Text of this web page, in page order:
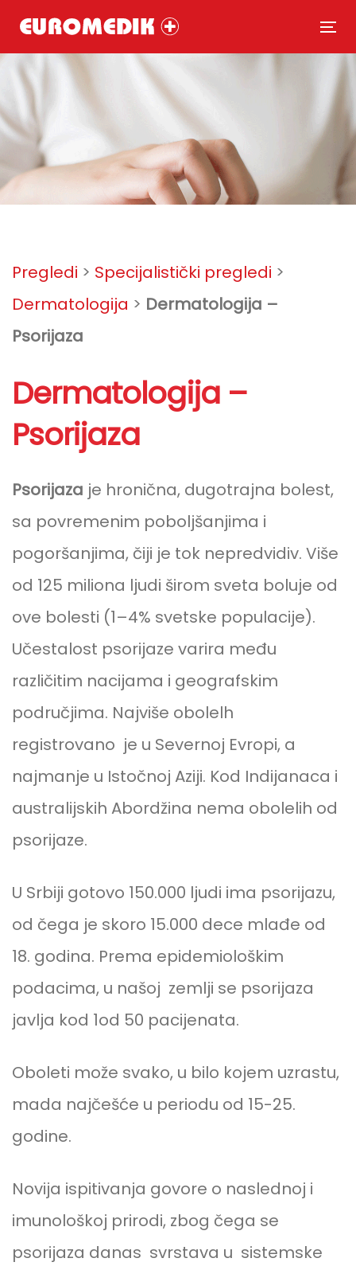
links
primary
navigation
Skip
to
content
Pregledi > Specijalistički pregledi >
Dermatologija > Dermatologija –
Psorijaza
Dermatologija –
Psorijaza
Psorijaza je hronična, dugotrajna bolest,
sa povremenim poboljšanjima i
pogoršanjima, čiji je tok nepredvidiv. Više
od 125 miliona ljudi širom sveta boluje od
ove bolesti (1–4% svetske populacije).
Učestalost psorijaze varira među
različitim nacijama i geografskim
područjima. Najviše obolelh
registrovano je u Severnoj Evropi, a
najmanje u Istočnoj Aziji. Kod Indijanaca i
australijskih Abordžina nema obolelih od
psorijaze.
U Srbiji gotovo 150.000 ljudi ima psorijazu,
od čega je skoro 15.000 dece mlađe od
18. godina. Prema epidemiološkim
podacima, u našoj zemlji se psorijaza
javlja kod 1od 50 pacijenata.
Oboleti može svako, u bilo kojem uzrastu,
mada najčešće u periodu od 15-25.
godine.
Novija ispitivanja govore o naslednoj i
imunološkoj prirodi, zbog čega se
psorijaza danas svrstava u sistemske
navigation